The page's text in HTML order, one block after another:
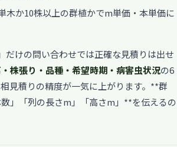
単木か10株以上の群植かでm単価・本単価に
だけの問い合わせでは正確な見積りは出せ
株張り・品種・希望時期・病害虫状況の6
見積りの精度が一気に上がります。**群
」「列の長さm」「高さm」**を伝えるの